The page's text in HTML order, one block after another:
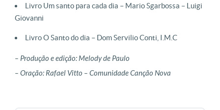
Livro Um santo para cada dia – Mario Sgarbossa – Luigi
Giovanni
Livro O Santo do dia – Dom Servilio Conti, I.M.C
– Produção e edição: Melody de Paulo
– Oração: Rafael Vitto – Comunidade Canção Nova